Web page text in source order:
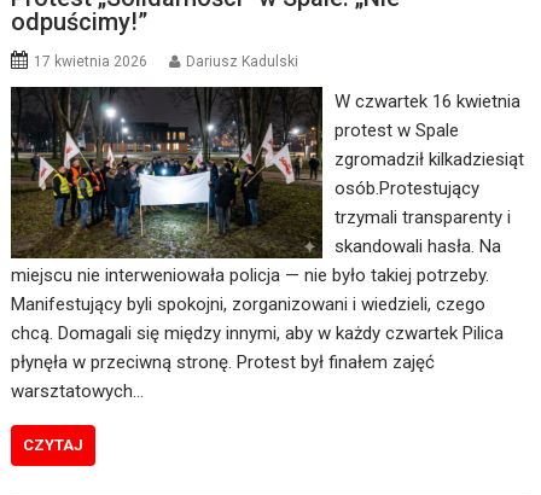
odpuścimy!”
17 kwietnia 2026 Dariusz Kadulski
W czwartek 16 kwietnia
protest w Spale
zgromadził kilkadziesiąt
osób.Protestujący
trzymali transparenty i
skandowali hasła. Na
miejscu nie interweniowała policja — nie było takiej potrzeby.
Manifestujący byli spokojni, zorganizowani i wiedzieli, czego
chcą. Domagali się między innymi, aby w każdy czwartek Pilica
płynęła w przeciwną stronę. Protest był finałem zajęć
warsztatowych…
CZYTAJ